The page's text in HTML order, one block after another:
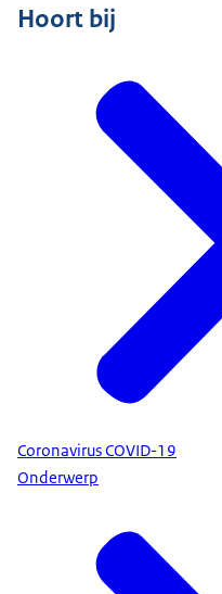
Hoort bij
Coronavirus COVID-19
Onderwerp